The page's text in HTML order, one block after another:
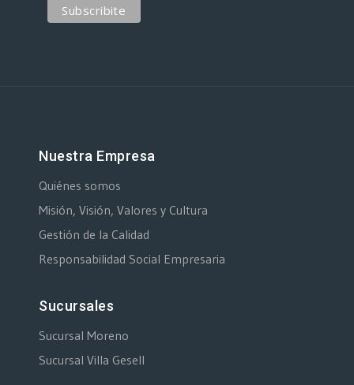
Nuestra Empresa
Quiénes somos
Misión, Visión, Valores y Cultura
Gestión de la Calidad
Responsabilidad Social Empresaria
Sucursales
Sucursal Moreno
Sucursal Villa Gesell